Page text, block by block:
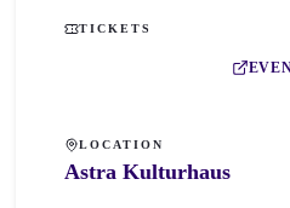
TICKETS
LOCATION
Astra Kulturhaus